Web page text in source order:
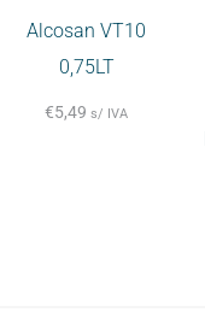
Alcosan VT10
0,75LT
€5,49 s/ IVA